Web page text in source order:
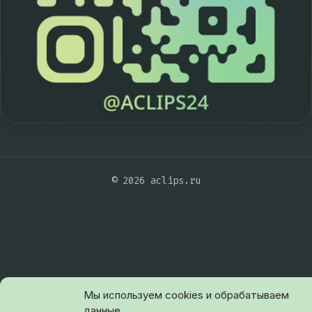
Мы используем cookies и обрабатываем
© 2026 aclips.ru